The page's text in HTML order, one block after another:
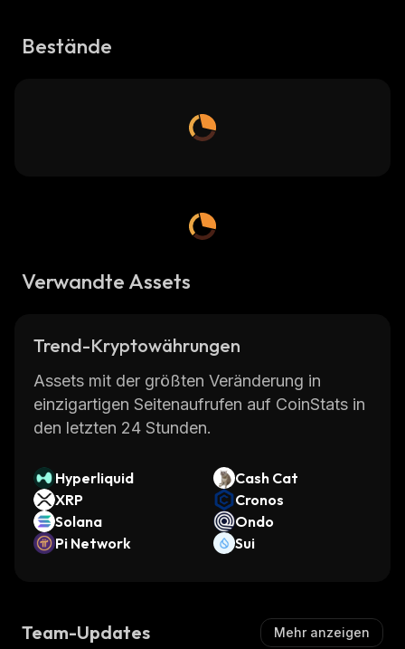
Bestände
Verwandte Assets
Trend-Kryptowährungen
Assets mit der größten Veränderung in
einzigartigen Seitenaufrufen auf CoinStats in
den letzten 24 Stunden.
Hyperliquid
Cash Cat
XRP
Cronos
Solana
Ondo
Pi Network
Sui
Team-Updates Mehr anzeigen